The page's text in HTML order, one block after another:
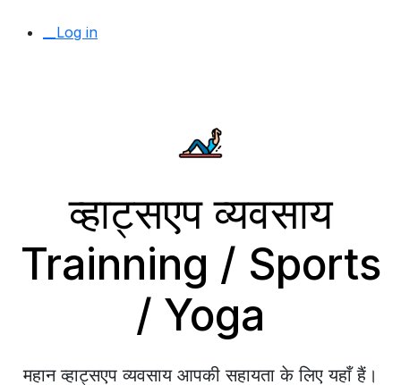
__Log in
व्हाट्सएप व्यवसाय
Trainning / Sports
/ Yoga
महान व्हाट्सएप व्यवसाय आपकी सहायता के लिए यहाँ हैं।